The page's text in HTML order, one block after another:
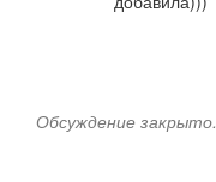
Обсуждение закрыто.